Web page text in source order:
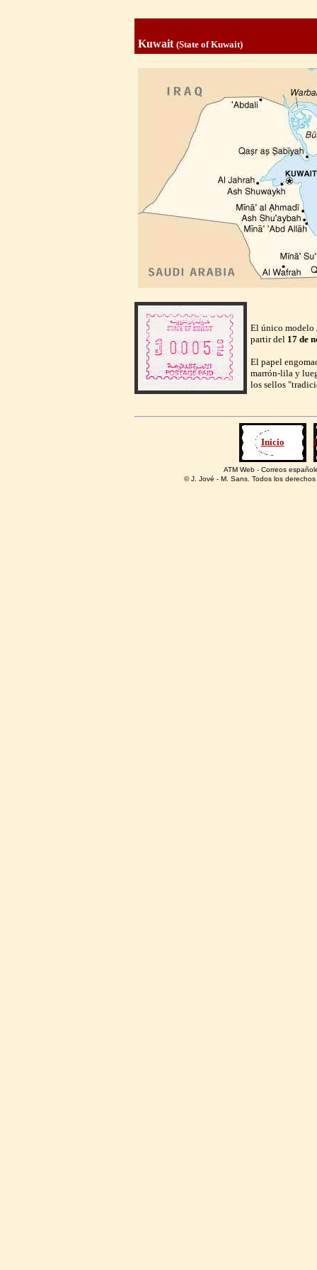
Kuwait (State of Kuwait)
El único modelo
partir del 17 de
El papel
marrón-lila y
los sellos
Inicio
ATM Web - Correos
© J. Jové - M. Sans. Todos los